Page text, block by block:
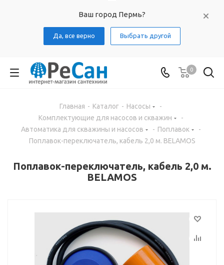
Ваш город Пермь?
Да, все верно Выбрать другой
0
Главная - Каталог - Насосы
-
Комплектующие для насосов и скважин
-
Автоматика для скважины и насосов
- Поплавок
-
Поплавок-переключатель, кабель 2,0 м. BELAMOS
Поплавок-переключатель, кабель 2,0 м.
BELAMOS